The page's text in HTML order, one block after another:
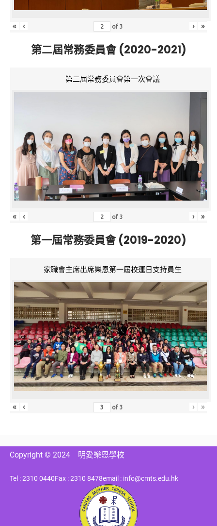
« ‹ of3 › »
第二屆常務委員會 (2020-2021)
第二屆常務委員會第一次會議
« ‹ of3 › »
第一屆常務委員會 (2019-2020)
家職會主席出席樂恩第一屆校運日支持員生
« ‹ of3 › »
Copyright © 2024 明愛樂恩學校
Tel : 2310 0440Fax : 2310 8478email : info@cmts.edu.hk